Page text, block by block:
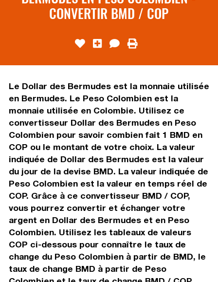
CONVERTIR BMD / COP
Le Dollar des Bermudes est la monnaie utilisée
en Bermudes. Le Peso Colombien est la
monnaie utilisée en Colombie. Utilisez ce
convertisseur Dollar des Bermudes en Peso
Colombien pour savoir combien fait 1 BMD en
COP ou le montant de votre choix. La valeur
indiquée de Dollar des Bermudes est la valeur
du jour de la devise BMD. La valeur indiquée de
Peso Colombien est la valeur en temps réel de
COP. Grâce à ce convertisseur BMD / COP,
vous pourrez convertir et échanger votre
argent en Dollar des Bermudes et en Peso
Colombien. Utilisez les tableaux de valeurs
COP ci-dessous pour connaître le taux de
change du Peso Colombien à partir de BMD, le
taux de change BMD à partir de Peso